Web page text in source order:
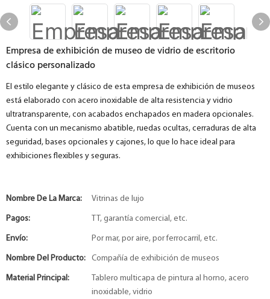
Empresa de exhibición de museo de vidrio de escritorio
clásico personalizado
El estilo elegante y clásico de esta empresa de exhibición de museos
está elaborado con acero inoxidable de alta resistencia y vidrio
ultratransparente, con acabados enchapados en madera opcionales.
Cuenta con un mecanismo abatible, ruedas ocultas, cerraduras de alta
seguridad, bases opcionales y cajones, lo que lo hace ideal para
exhibiciones flexibles y seguras.
Nombre De La Marca: Vitrinas de lujo
Pagos: TT, garantía comercial, etc.
Envío: Por mar, por aire, por ferrocarril, etc.
Nombre Del Producto: Compañía de exhibición de museos
Material Principal:
Tablero multicapa de pintura al horno, acero
inoxidable, vidrio